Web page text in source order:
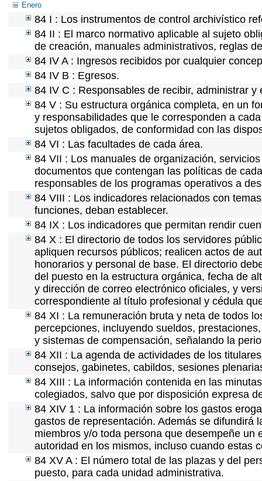
Enero
84 I : Los instrumentos de control archivístico
84 II : El marco normativo aplicable al sujeto
de creación, manuales administrativos, reglas
84 IV A : Ingresos recibidos por cualquier
84 IV B : Egresos.
84 IV C : Responsables de recibir, administrar y
84 V : Su estructura orgánica completa, en un
y responsabilidades que le corresponden a
sujetos obligados, de conformidad con las
84 VI : Las facultades de cada área.
84 VII : Los manuales de organización,
documentos que contengan las políticas de
responsables de los programas operativos a
84 VIII : Los indicadores relacionados con
funciones, deban establecer.
84 IX : Los indicadores que permitan rendir
84 X : El directorio de todos los servidores
apliquen recursos públicos; realicen actos de
honorarios y personal de base. El directorio
del puesto en la estructura orgánica, fecha de
y dirección de correo electrónico oficiales, y
correspondiente al título profesional y cédula
84 XI : La remuneración bruta y neta de todos
percepciones, incluyendo sueldos,
y sistemas de compensación, señalando la
84 XII : La agenda de actividades de los
consejos, gabinetes, cabildos, sesiones
84 XIII : La información contenida en las
colegiados, salvo que por disposición expresa
84 XIV 1 : La información sobre los gastos
gastos de representación. Además se difundirá
miembros y/o toda persona que desempeñe
autoridad en los mismos, incluso cuando estas
84 XV A : El número total de las plazas y del
puesto, para cada unidad administrativa.